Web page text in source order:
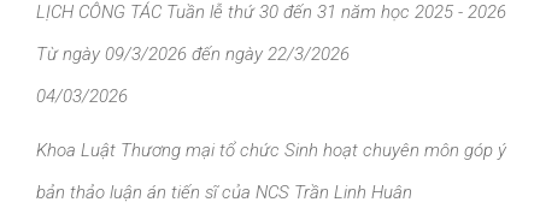
LỊCH CÔNG TÁC Tuần lễ thứ 30 đến 31 năm học 2025 - 2026
Từ ngày 09/3/2026 đến ngày 22/3/2026
04/03/2026
Khoa Luật Thương mại tổ chức Sinh hoạt chuyên môn góp ý
bản thảo luận án tiến sĩ của NCS Trần Linh Huân